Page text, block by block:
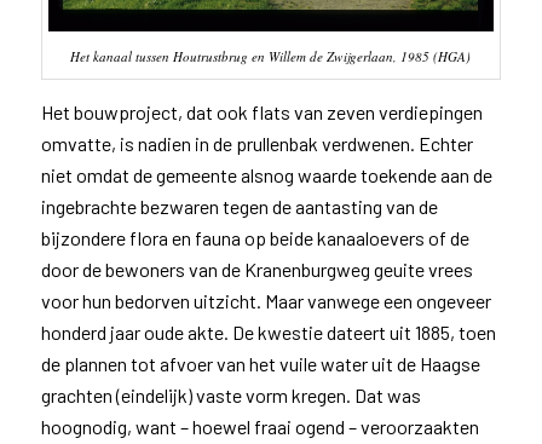
Het kanaal tussen Houtrustbrug en Willem de Zwijgerlaan, 1985 (HGA)
Het bouwproject, dat ook flats van zeven verdiepingen
omvatte, is nadien in de prullenbak verdwenen. Echter
niet omdat de gemeente alsnog waarde toekende aan de
ingebrachte bezwaren tegen de aantasting van de
bijzondere flora en fauna op beide kanaaloevers of de
door de bewoners van de Kranenburgweg geuite vrees
voor hun bedorven uitzicht. Maar vanwege een ongeveer
honderd jaar oude akte. De kwestie dateert uit 1885, toen
de plannen tot afvoer van het vuile water uit de Haagse
grachten (eindelijk) vaste vorm kregen. Dat was
hoognodig, want – hoewel fraai ogend – veroorzaakten